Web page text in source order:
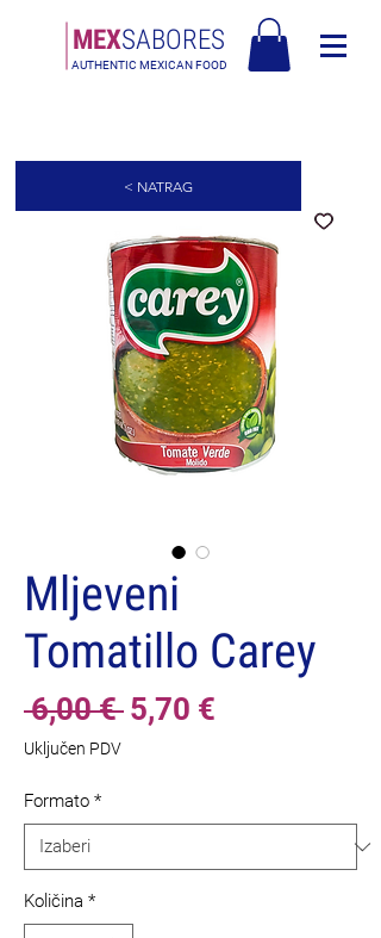
MEXSABORES
AUTHENTIC MEXICAN FOOD
Mljeveni
Tomatillo Carey
6,00 € Redovna
5,70 €
Uključen PDV
Formato *
Količina *
< NATRAG